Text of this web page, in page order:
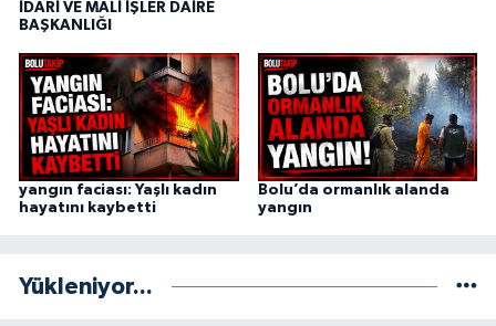
İDARİ VE MALİ İŞLER DAİRE
BAŞKANLIĞI
yangın faciası: Yaşlı kadın
hayatını kaybetti
Bolu’da ormanlık alanda
yangın
Yükleniyor...